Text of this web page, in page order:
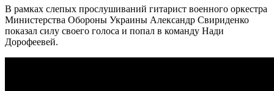
В рамках слепых прослушиваний гитарист военного оркестра
Министерства Обороны Украины Александр Свириденко
показал силу своего голоса и попал в команду Нади
Дорофеевей.